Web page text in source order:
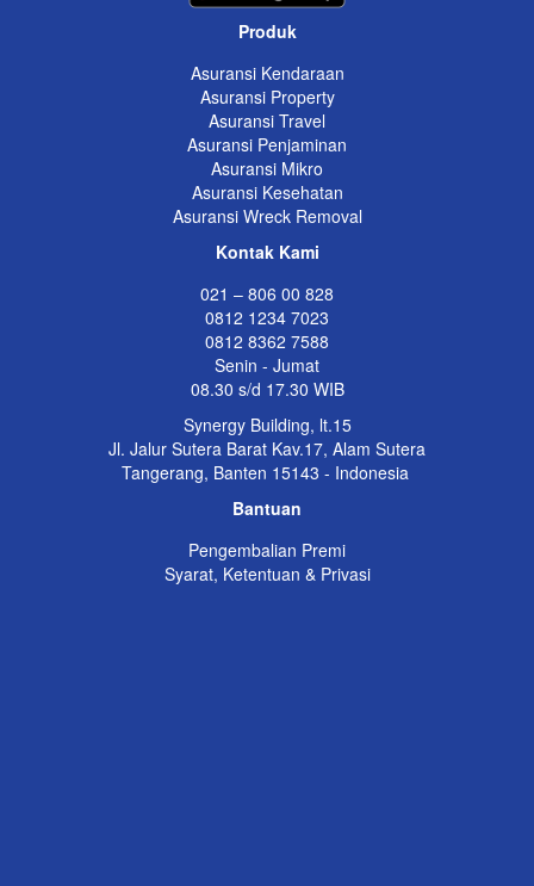
Produk
Asuransi Kendaraan
Asuransi Property
Asuransi Travel
Asuransi Penjaminan
Asuransi Mikro
Asuransi Kesehatan
Asuransi Wreck Removal
Kontak Kami
021 – 806 00 828
0812 1234 7023
0812 8362 7588
Senin - Jumat
08.30 s/d 17.30 WIB
Synergy Building, lt.15
Jl. Jalur Sutera Barat Kav.17, Alam Sutera
Tangerang, Banten 15143 - Indonesia
Bantuan
Pengembalian Premi
Syarat, Ketentuan & Privasi